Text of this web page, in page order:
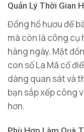
Quản Lý Thời Gian
Đồng hồ hươu để
mà còn là công cụ
hàng ngày. Mặt
con số La Mã cổ
dàng quan sát và
bạn sắp xếp công
hơn.